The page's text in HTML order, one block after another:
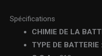
Spécifications
CHIMIE DE LA
TYPE DE BATTERIE :